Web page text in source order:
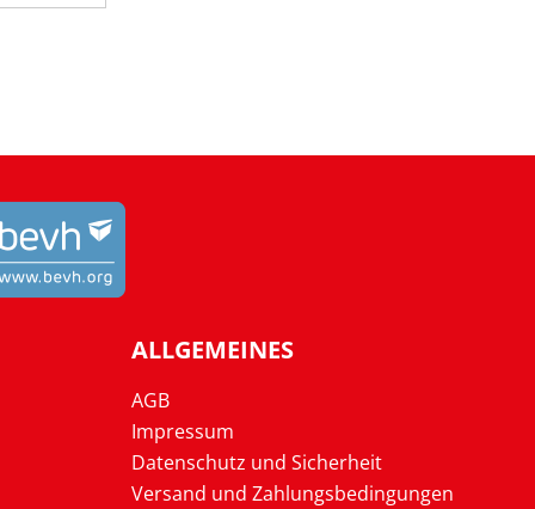
ALLGEMEINES
AGB
Impressum
Datenschutz und Sicherheit
Versand und Zahlungsbedingungen